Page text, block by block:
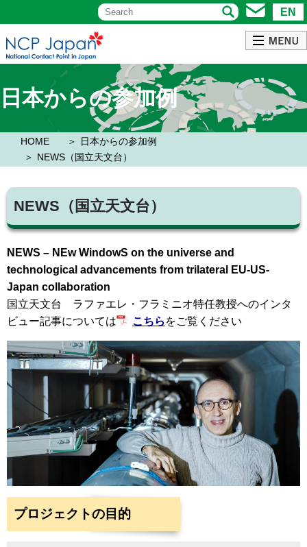
EN
日本からの参加例
HOME
日本からの参加例
NEWS（国立天文台）
NEWS（国立天文台）
NEWS – NEw WindowS on the universe and
technological advancements from trilateral EU-US-
Japan collaboration
国立天文台 ラファエレ・フラミニオ特任教授へのインタ
ビュー記事については
こちら をご覧ください
プロジェクトの目的